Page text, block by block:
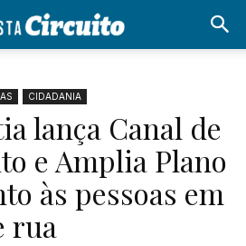
CIDADANIA
lança Canal de
e Amplia Plano
às pessoas em
rua